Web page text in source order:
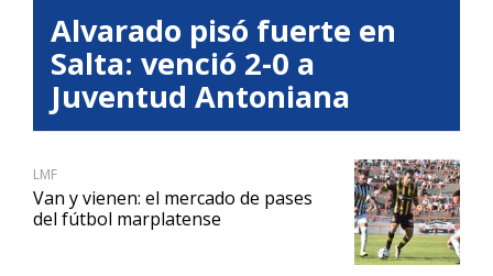
Alvarado pisó fuerte en
Salta: venció 2-0 a
Juventud Antoniana
LMF
Van y vienen: el mercado de pases
del fútbol marplatense